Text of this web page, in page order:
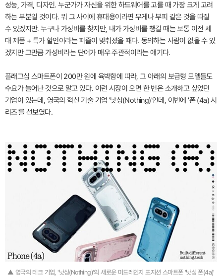
성능, 가격, 디자인. 누군가가 자신을 위한 하드웨어를 고를 때 가장 크게 고려
하는 부분일 것이다. 뭐 그 사이에 휴대용이라면 무게나 부피 같은 것을 따질
수 있겠지만. 누구나 가성비를 찾지만, 내가 가성비를 챙길 때는 보통 이전 세
대 제품 + 특가 할인이라는 퍼즐이 맞춰졌을 때다. 동의하는 사람이 없을 수 있
겠지만 그만큼 가성비라는 단어가 매우 주관적이라는 얘기다.
플래그십 스마트폰이 200만 원에 육박함에 따라, 그 아래의 보급형 모델들도
수요가 늘어난 것으로 알고 있다. 이런 시장이 오면 한 번은 소개하고 싶었던
기업이 있는데, 영국의 혁신 기술 기업 '낫싱(Nothing)'인데, 이번에 '폰 (4a) 시
리즈'를 선보였다.
▲ 영국의 테크 기업, '낫싱(Nothing)'의 새로운 미드레인지 포지션 스마트폰 '낫싱 폰(4a)'